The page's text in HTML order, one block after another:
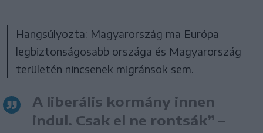
Hangsúlyozta: Magyarország ma Európa
legbiztonságosabb országa és Magyarország
területén nincsenek migránsok sem.
A liberális kormány innen
indul. Csak el ne rontsák” –